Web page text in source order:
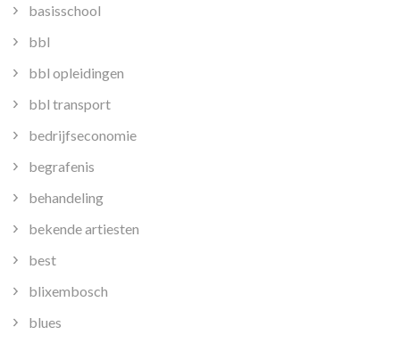
basisschool
bbl
bbl opleidingen
bbl transport
bedrijfseconomie
begrafenis
behandeling
bekende artiesten
best
blixembosch
blues